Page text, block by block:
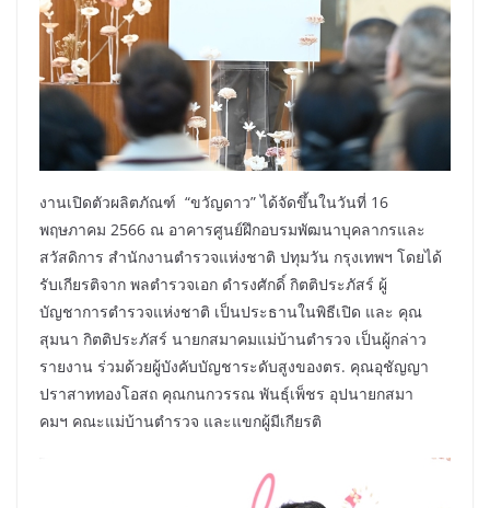
งานเปิดตัวผลิตภัณฑ์ “ขวัญดาว” ได้จัดขึ้นในวันที่ 16
พฤษภาคม 2566 ณ อาคารศูนย์ฝึกอบรมพัฒนาบุคลากรและ
สวัสดิการ สำนักงานตำรวจแห่งชาติ ปทุมวัน กรุงเทพฯ โดยได้
รับเกียรติจาก พลตำรวจเอก ดำรงศักดิ์ กิตติประภัสร์ ผู้
บัญชาการตำรวจแห่งชาติ เป็นประธานในพิธีเปิด และ คุณ
สุมนา กิตติประภัสร์ นายกสมาคมแม่บ้านตำรวจ เป็นผู้กล่าว
รายงาน ร่วมด้วยผู้บังคับบัญชาระดับสูงของตร. คุณอุชัญญา
ปราสาททองโอสถ คุณกนกวรรณ พันธุ์เพ็ชร อุปนายกสมา
คมฯ คณะแม่บ้านตำรวจ และแขกผู้มีเกียรติ